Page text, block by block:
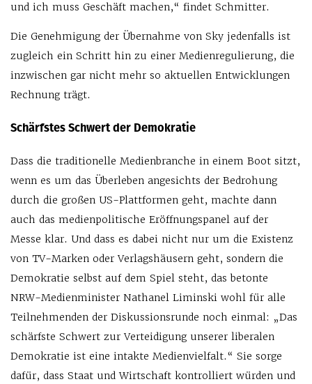
und ich muss Geschäft machen,“ findet Schmitter.
Die Genehmigung der Übernahme von Sky jedenfalls ist
zugleich ein Schritt hin zu einer Medienregulierung, die
inzwischen gar nicht mehr so aktuellen Entwicklungen
Rechnung trägt.
Schärfstes Schwert der Demokratie
Dass die traditionelle Medienbranche in einem Boot sitzt,
wenn es um das Überleben angesichts der Bedrohung
durch die großen US-Plattformen geht, machte dann
auch das medienpolitische Eröffnungspanel auf der
Messe klar. Und dass es dabei nicht nur um die Existenz
von TV-Marken oder Verlagshäusern geht, sondern die
Demokratie selbst auf dem Spiel steht, das betonte
NRW-Medienminister Nathanel Liminski wohl für alle
Teilnehmenden der Diskussionsrunde noch einmal: „Das
schärfste Schwert zur Verteidigung unserer liberalen
Demokratie ist eine intakte Medienvielfalt.“ Sie sorge
dafür, dass Staat und Wirtschaft kontrolliert würden und